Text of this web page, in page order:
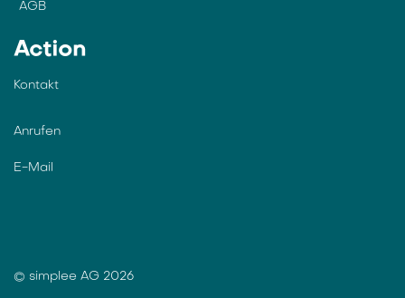
AGB
Action
Kontakt
Anrufen
E-Mail
© simplee AG 2026